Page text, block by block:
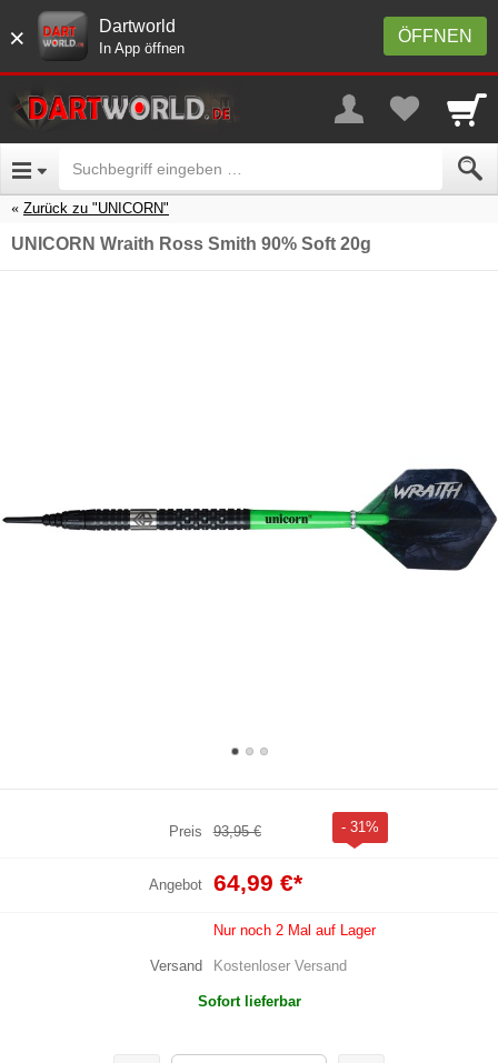
× ÖFFNEN
Dartworld
In App öffnen
Zurück zu "UNICORN"
UNICORN Wraith Ross Smith 90% Soft 20g
Preis 93,95 € - 31%
Angebot 64,99 €*
Nur noch 2 Mal auf Lager
Versand Kostenloser Versand
Sofort lieferbar